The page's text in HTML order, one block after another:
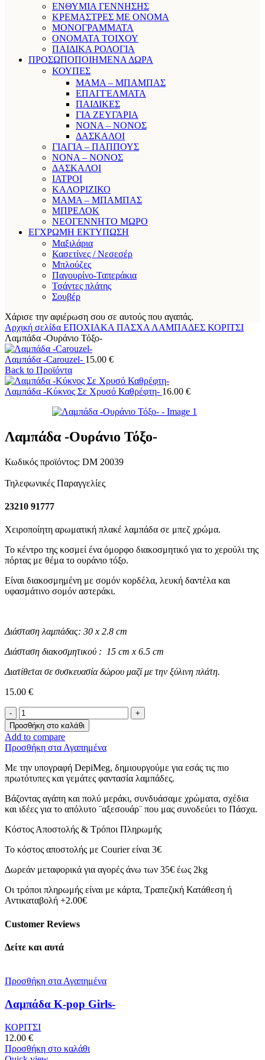
ΕΝΘΥΜΙΑ ΓΕΝΝΗΣΗΣ
ΚΡΕΜΑΣΤΡΕΣ ΜΕ ΟΝΟΜΑ
ΜΟΝΟΓΡΑΜΜΑΤΑ
ΟΝΟΜΑΤΑ ΤΟΙΧΟΥ
ΠΑΙΔΙΚΑ ΡΟΛΟΓΙΑ
ΠΡΟΣΩΠΟΠΟΙΗΜΕΝΑ ΔΩΡΑ
ΚΟΥΠΕΣ
ΜΑΜΑ – ΜΠΑΜΠΑΣ
ΕΠΑΓΓΕΛΜΑΤΑ
ΠΑΙΔΙΚΕΣ
ΓΙΑ ΖΕΥΓΑΡΙΑ
ΝΟΝΑ – ΝΟΝΟΣ
ΔΑΣΚΑΛΟΙ
ΓΙΑΓΙΑ – ΠΑΠΠΟΥΣ
ΝΟΝΑ – ΝΟΝΟΣ
ΔΑΣΚΑΛΟΙ
ΙΑΤΡΟΙ
ΚΑΛΟΡΙΖΙΚΟ
ΜΑΜΑ – ΜΠΑΜΠΑΣ
ΜΠΡΕΛΟΚ
ΝΕΟΓΕΝΝΗΤΟ ΜΩΡΟ
ΕΓΧΡΩΜΗ ΕΚΤΥΠΩΣΗ
Μαξιλάρια
Κασετίνες / Νεσεσέρ
Μπλούζες
Παγουρίνο-Ταπεράκια
Τσάντες πλάτης
Σουβέρ
Χάρισε την αφιέρωση σου σε αυτούς που αγαπάς.
Αρχική σελίδα ΕΠΟΧΙΑΚΑ ΠΑΣΧΑ ΛΑΜΠΑΔΕΣ ΚΟΡΙΤΣΙ
Λαμπάδα -Ουράνιο Τόξο-
Λαμπάδα -Carouzel- 15.00 €
Back to Προϊόντα
Λαμπάδα -Κύκνος Σε Χρυσό Καθρέφτη- 16.00 €
Λαμπάδα -Ουράνιο Τόξο-
Κωδικός προϊόντος: DM 20039
Τηλεφωνικές Παραγγελίες
23210 91777
Χειροποίητη αρωματική πλακέ λαμπάδα σε μπεζ χρώμα.
Το κέντρο της κοσμεί ένα όμορφο διακοσμητικό για το χερούλι της
πόρτας με θέμα το ουράνιο τόξο.
Είναι διακοσμημένη με σομόν κορδέλα, λευκή δαντέλα και
υφασμάτινο σομόν αστεράκι.
Διάσταση λαμπάδας: 30 x 2.8 cm
Διάσταση διακοσμητικού : 15 cm x 6.5 cm
Διατίθεται σε συσκευασία δώρου μαζί με την ξύλινη πλάτη.
15.00 €
Λαμπάδα
-Ουράνιο
Τόξο-
ποσότητα
Προσθήκη στο καλάθι
Add to compare
Προσθήκη στα Αγαπημένα
Με την υπογραφή DepiMeg, δημιουργούμε για εσάς τις πιο
πρωτότυπες και γεμάτες φαντασία λαμπάδες.
Βάζοντας αγάπη και πολύ μεράκι, συνδυάσαμε χρώματα, σχέδια
και ιδέες για το απόλυτο ¨αξεσουάρ¨ που μας συνοδεύει το Πάσχα.
Κόστος Αποστολής & Τρόποι Πληρωμής
Το κόστος αποστολής με Courier είναι 3€
Δωρεάν μεταφορικά για αγορές άνω των 35€ έως 2kg
Οι τρόποι πληρωμής είναι με κάρτα, Τραπεζική Κατάθεση ή
Αντικαταβολή +2.00€
Customer Reviews
Δείτε και αυτά
Προσθήκη στα Αγαπημένα
Λαμπάδα Κ-pop Girls-
ΚΟΡΙΤΣΙ
12.00 €
Προσθήκη στο καλάθι